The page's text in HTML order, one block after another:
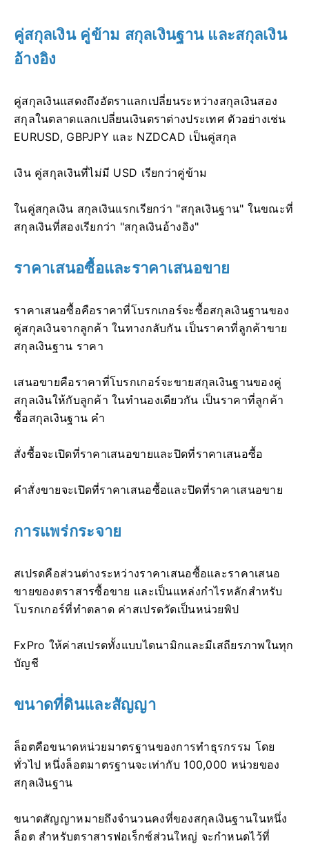
คู่สกุลเงิน คู่ข้าม สกุลเงินฐาน และสกุลเงิน
อ้างอิง
คู่สกุลเงินแสดงถึงอัตราแลกเปลี่ยนระหว่างสกุลเงินสอง
สกุลในตลาดแลกเปลี่ยนเงินตราต่างประเทศ ตัวอย่างเช่น
EURUSD, GBPJPY และ NZDCAD เป็นคู่สกุล
เงิน คู่สกุลเงินที่ไม่มี USD เรียกว่าคู่ข้าม
ในคู่สกุลเงิน สกุลเงินแรกเรียกว่า "สกุลเงินฐาน" ในขณะที่
สกุลเงินที่สองเรียกว่า "สกุลเงินอ้างอิง"
ราคาเสนอซื้อและราคาเสนอขาย
ราคาเสนอซื้อคือราคาที่โบรกเกอร์จะซื้อสกุลเงินฐานของ
คู่สกุลเงินจากลูกค้า ในทางกลับกัน เป็นราคาที่ลูกค้าขาย
สกุลเงินฐาน ราคา
เสนอขายคือราคาที่โบรกเกอร์จะขายสกุลเงินฐานของคู่
สกุลเงินให้กับลูกค้า ในทำนองเดียวกัน เป็นราคาที่ลูกค้า
ซื้อสกุลเงินฐาน คำ
สั่งซื้อจะเปิดที่ราคาเสนอขายและปิดที่ราคาเสนอซื้อ
คำสั่งขายจะเปิดที่ราคาเสนอซื้อและปิดที่ราคาเสนอขาย
การแพร่กระจาย
สเปรดคือส่วนต่างระหว่างราคาเสนอซื้อและราคาเสนอ
ขายของตราสารซื้อขาย และเป็นแหล่งกำไรหลักสำหรับ
โบรกเกอร์ที่ทำตลาด ค่าสเปรดวัดเป็นหน่วยพิป
FxPro ให้ค่าสเปรดทั้งแบบไดนามิกและมีเสถียรภาพในทุก
บัญชี
ขนาดที่ดินและสัญญา
ล็อตคือขนาดหน่วยมาตรฐานของการทำธุรกรรม โดย
ทั่วไป หนึ่งล็อตมาตรฐานจะเท่ากับ 100,000 หน่วยของ
สกุลเงินฐาน
ขนาดสัญญาหมายถึงจำนวนคงที่ของสกุลเงินฐานในหนึ่ง
ล็อต สำหรับตราสารฟอเร็กซ์ส่วนใหญ่ จะกำหนดไว้ที่